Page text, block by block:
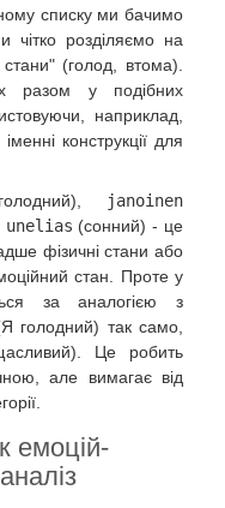
списку ми бачимо
чітко розділяємо на
(голод, втома).
разом у подібних
наприклад,
конструкції для
janoinen
unelias (сонний) - це
фізичні стани або
стан. Проте у
за аналогією з
голодний) так само,
Це робить
але вимагає від
емоцій-